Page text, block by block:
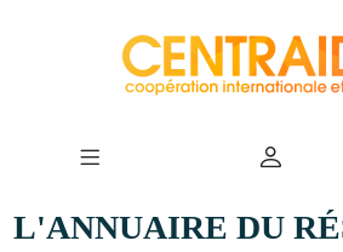
L'ANNUAIRE DU